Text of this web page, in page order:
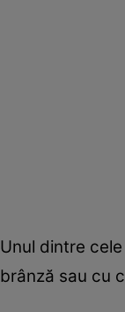
Unul dintre
brânză sau cu